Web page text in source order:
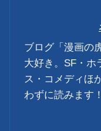
ブログ「漫画の
大好き。SF・ホ
ス・コメディほ
わずに読みます！